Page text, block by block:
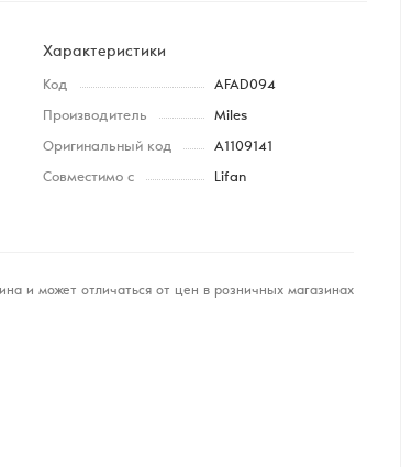
Характеристики
Код AFAD094
Производитель Miles
Оригинальный код A1109141
Совместимо с Lifan
и может отличаться от цен в розничных магазинах